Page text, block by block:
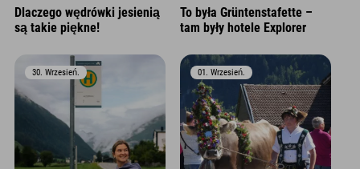
Dlaczego wędrówki jesienią
są takie piękne!
To była Grüntenstafette –
tam były hotele Explorer
30. Wrzesień. 01. Wrzesień.